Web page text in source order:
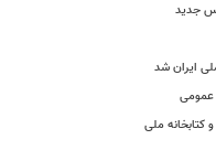
جدید
ایران شد
عمومی
کتابخانه ملی